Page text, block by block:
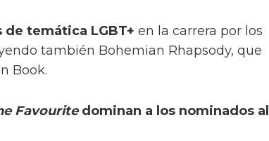
de temática LGBT+ en la carrera por los
también Bohemian Rhapsody, que
Book.
Favouritedominan a los nominados al